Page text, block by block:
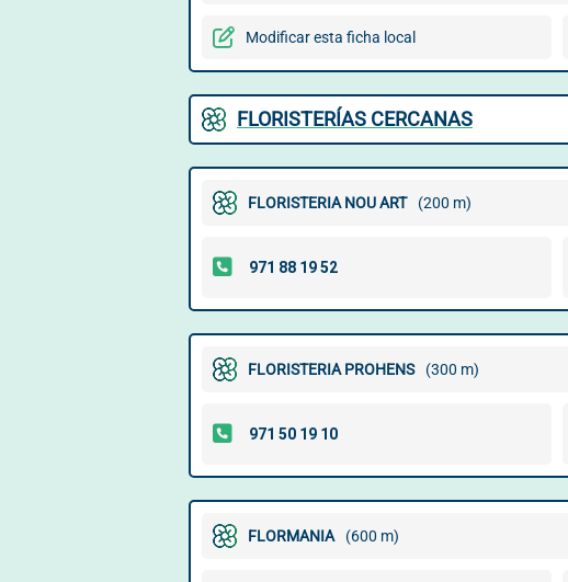
Modificar esta ficha local
FLORISTERÍAS CERCANAS
FLORISTERIA NOU ART (200 m)
FLORISTERIA PROHENS (300 m)
FLORMANIA (600 m)